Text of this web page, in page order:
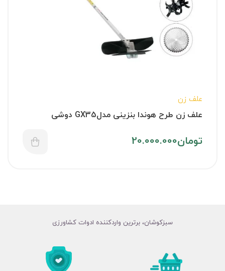
علف زن
علف زن طرح هوندا بنزینی مدلGX35 دوشی
تومان20.000.000
سبزکوشان، برترین واردکننده ادوات کشاورزی